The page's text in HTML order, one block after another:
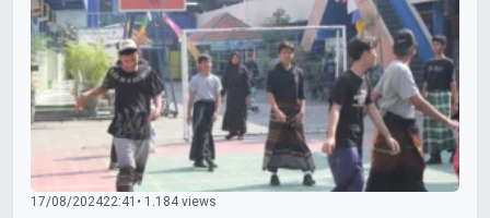
17/08/202422:41 • 1.184 views